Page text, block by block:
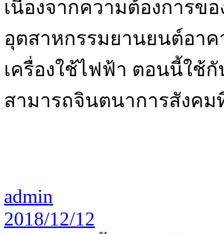
เนื่องจากความต้องการข
อุตสาหกรรมยานยนต์อาค
เครื่องใช้ไฟฟ้า ตอนนี้ใช้
สามารถจินตนาการสังคม
admin
2018/12/12